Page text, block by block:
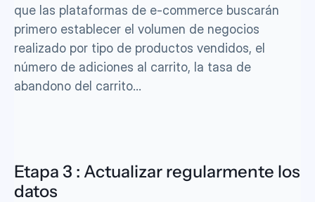
que las plataformas de e-commerce buscarán
primero establecer el volumen de negocios
realizado por tipo de productos vendidos, el
número de adiciones al carrito, la tasa de
abandono del carrito...
Etapa 3 : Actualizar regularmente los
datos